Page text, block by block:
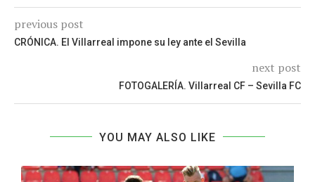
previous post
CRÓNICA. El Villarreal impone su ley ante el Sevilla
next post
FOTOGALERÍA. Villarreal CF – Sevilla FC
YOU MAY ALSO LIKE